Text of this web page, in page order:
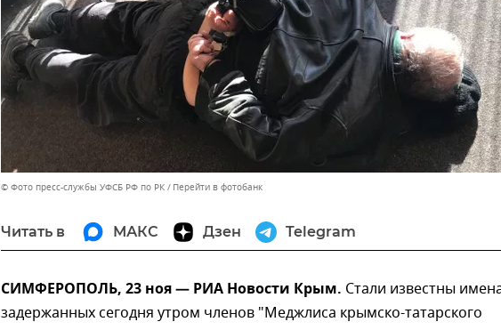
© Фото пресс-службы УФСБ РФ по РК Перейти в фотобанк
Читать в МАКС Дзен Telegram
СИМФЕРОПОЛЬ, 23 ноя — РИА Новости Крым. Стали известны
задержанных сегодня утром членов "Меджлиса крымско-татарского